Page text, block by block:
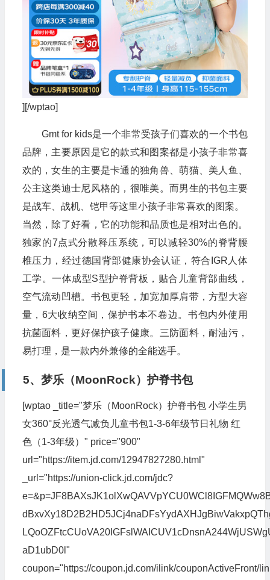
][/wptao]
Gmt for kids是一个非常受孩子们喜欢的一个书包
品牌，主要原因是它的款式和图案都是小孩子非常喜
欢的，女生的主要是卡通的独角兽、萌猫、美人鱼、
公主这类迪士尼风格的，很唯美。而男生的书包主要
是战车、战机、铠甲等这里小孩子非常喜欢的图案。
当然，除了好看，它的功能和品质也是相对出色的。
独家的7点式分散释压系统，可以减轻30%的脊背腰
椎压力，经过德国背部健康协会认证，符合IGR人体
工学。一体成型S型护脊背板，贴合儿童背部曲线，
空气流动凹槽。书包更轻，加宽加厚肩带，方型大容
量，6大收纳空间，保护书本不卷边。书包内外使用
抗菌面料，更好保护孩子健康。三防面料，耐油污，
易打理，是一款内外兼修的全能选手。
5、梦乐（MoonRock）护脊书包
[wptao _title="梦乐（MoonRock）护脊书包 小学生男
女360°反光透气减负儿童书包1-3-6年级节日礼物 红
色（1-3年级）" price="900"
url="https://item.jd.com/12947827280.html"
_url="https://union-click.jd.com/jdc?
aD1ubD0l"
coupon="https://coupon.jd.com/ilink/couponActiveFront/